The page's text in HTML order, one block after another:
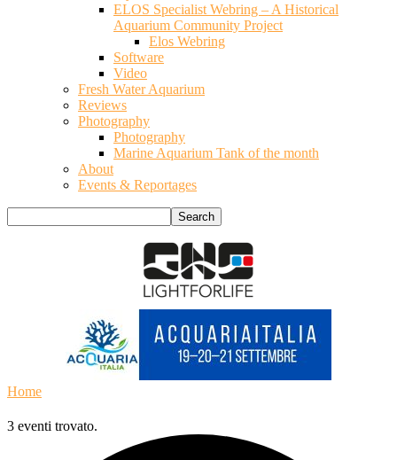
ELOS Specialist Webring – A Historical
Aquarium Community Project
Elos Webring
Software
Video
Fresh Water Aquarium
Reviews
Photography
Photography
Marine Aquarium Tank of the month
About
Events & Reportages
Home
3 eventi trovato.